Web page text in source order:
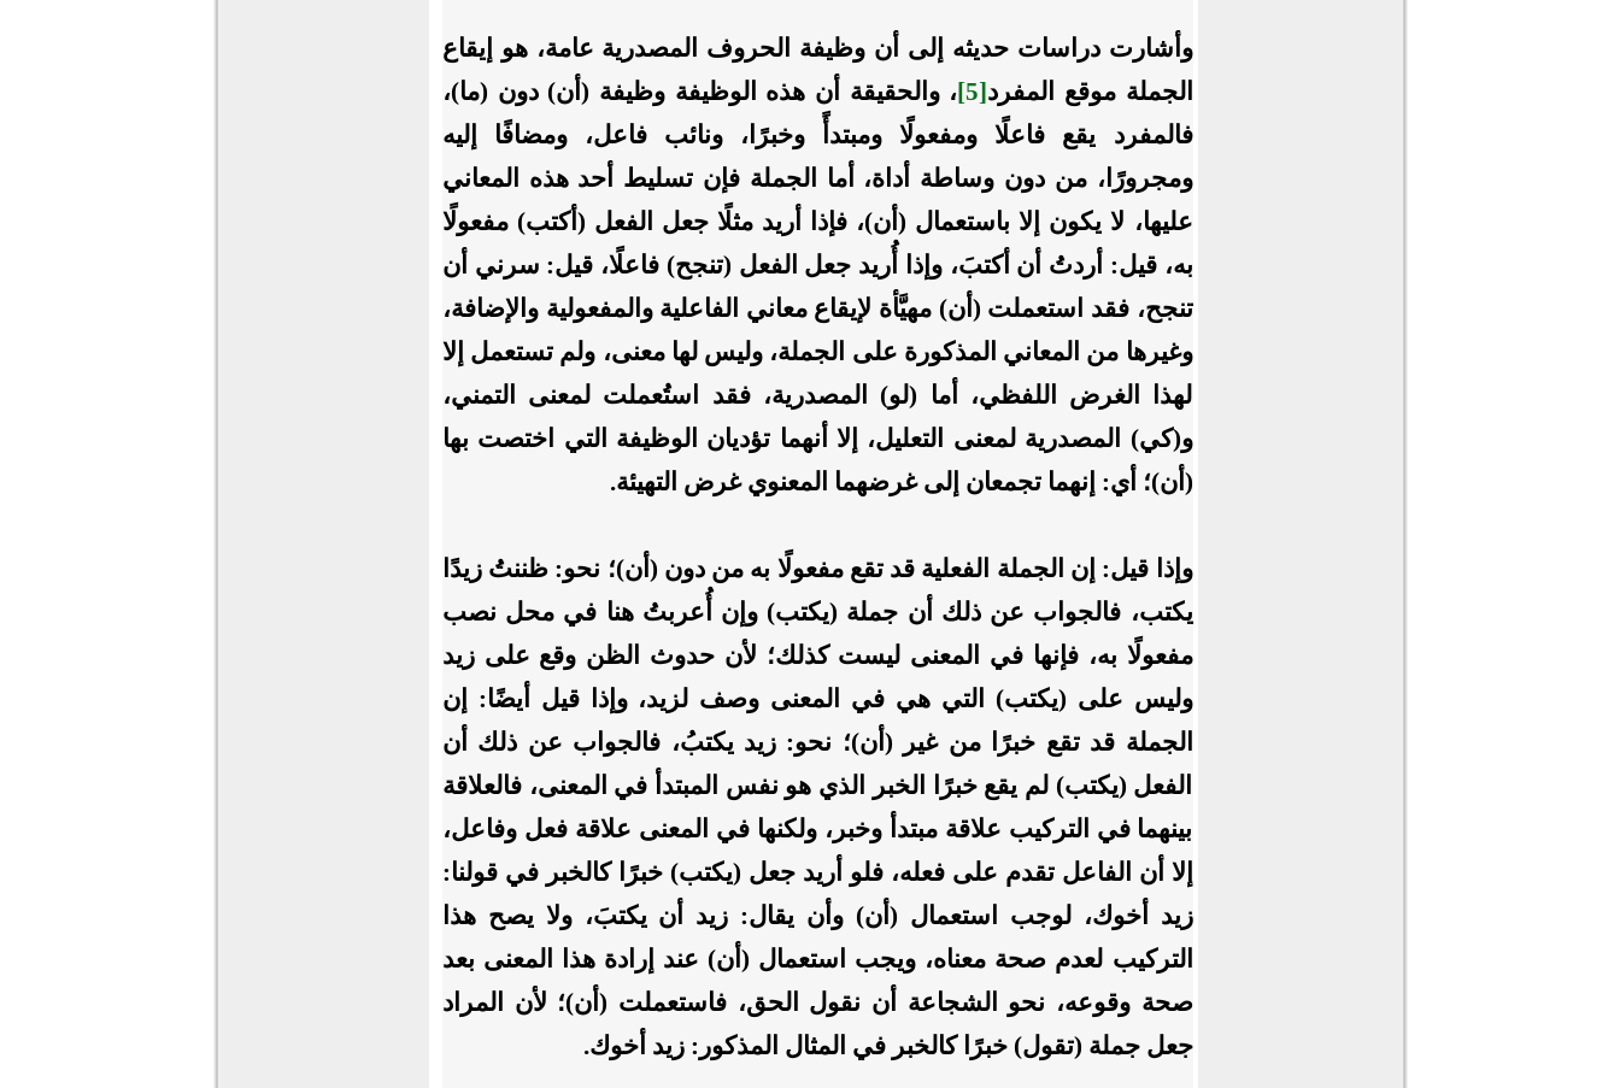
وأشارت دراسات حديثه إلى أن وظيفة الحروف المصدرية عامة، هو إيقاع
الجملة موقع المفرد[5]
، والحقيقة أن هذه الوظيفة وظيفة (أن) دون (ما)،
فالمفرد يقع فاعلًا ومفعولًا ومبتدأً وخبرًا، ونائب فاعل، ومضافًا إليه
ومجرورًا، من دون وساطة أداة، أما الجملة فإن تسليط أحد هذه المعاني
عليها، لا يكون إلا باستعمال (أن)، فإذا أريد مثلًا جعل الفعل (أكتب) مفعولًا
به، قيل: أردتُ أن أكتبَ، وإذا أُريد جعل الفعل (تنجح) فاعلًا، قيل: سرني أن
تنجح، فقد استعملت (أن) مهيَّأة لإيقاع معاني الفاعلية والمفعولية والإضافة،
وغيرها من المعاني المذكورة على الجملة، وليس لها معنى، ولم تستعمل إلا
لهذا الغرض اللفظي، أما (لو) المصدرية، فقد استُعملت لمعنى التمني،
و(كي) المصدرية لمعنى التعليل، إلا أنهما تؤديان الوظيفة التي اختصت بها
(أن)؛ أي: إنهما تجمعان إلى غرضهما المعنوي غرض التهيئة.
وإذا قيل: إن الجملة الفعلية قد تقع مفعولًا به من دون (أن)؛ نحو: ظننتُ زيدًا
يكتب، فالجواب عن ذلك أن جملة (يكتب) وإن أُعربتُ هنا في محل نصب
مفعولًا به، فإنها في المعنى ليست كذلك؛ لأن حدوث الظن وقع على زيد
وليس على (يكتب) التي هي في المعنى وصف لزيد، وإذا قيل أيضًا: إن
الجملة قد تقع خبرًا من غير (أن)؛ نحو: زيد يكتبُ، فالجواب عن ذلك أن
الفعل (يكتب) لم يقع خبرًا الخبر الذي هو نفس المبتدأ في المعنى، فالعلاقة
بينهما في التركيب علاقة مبتدأ وخبر، ولكنها في المعنى علاقة فعل وفاعل،
إلا أن الفاعل تقدم على فعله، فلو أريد جعل (يكتب) خبرًا كالخبر في قولنا:
زيد أخوك، لوجب استعمال (أن) وأن يقال: زيد أن يكتبَ، ولا يصح هذا
التركيب لعدم صحة معناه، ويجب استعمال (أن) عند إرادة هذا المعنى بعد
صحة وقوعه، نحو الشجاعة أن نقول الحق، فاستعملت (أن)؛ لأن المراد
جعل جملة (تقول) خبرًا كالخبر في المثال المذكور: زيد أخوك.